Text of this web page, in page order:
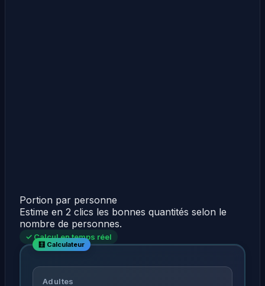
Portion par personne
Estime en 2 clics les bonnes quantités selon le
nombre de personnes.
✓ Calcul en temps réel
Adultes